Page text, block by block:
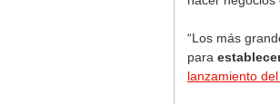
“Los más
para
lanzamiento